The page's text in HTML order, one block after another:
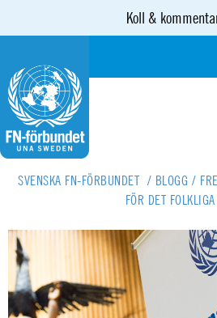
Koll &
SVENSKA FN-FÖRBUNDET / BLOGG /
FÖR DET